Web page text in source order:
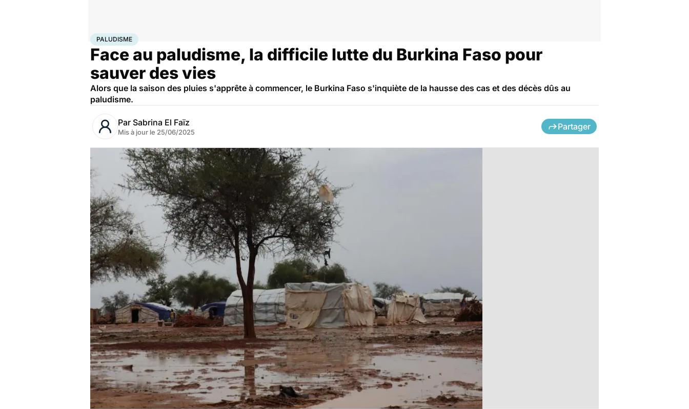
AccueilSantéMaladies
PALUDISME
Face au paludisme, la difficile lutte du Burkina Faso pour
sauver des vies
Alors que la saison des pluies s'apprête à commencer, le Burkina Faso s'inquiète de la hausse des cas et des décès dûs au
paludisme.
Par Sabrina El Faïz
Mis à jour le 25/06/2025
Partager